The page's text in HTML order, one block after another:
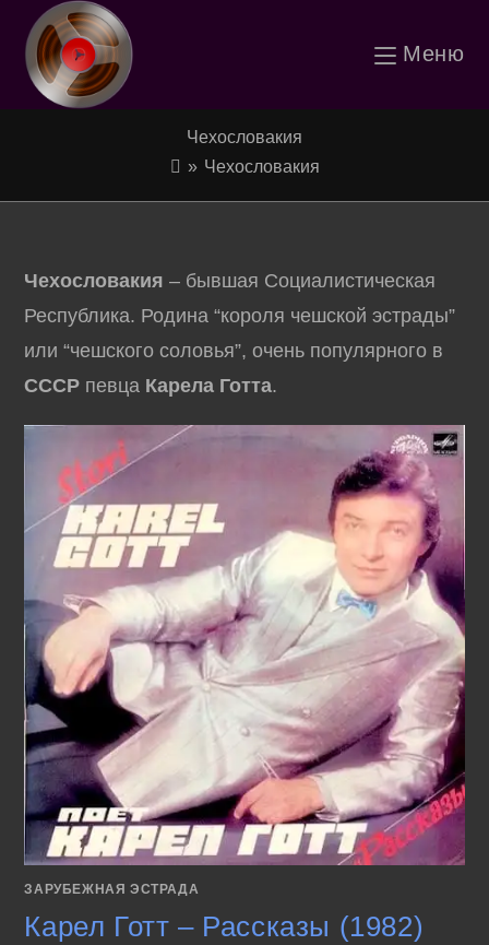
Перейти
содержимому
Меню
Чехословакия
» Чехословакия
Чехословакия – бывшая Социалистическая
Республика. Родина “короля чешской эстрады”
или “чешского соловья”, очень популярного в
СССР певца Карела Готта.
ЗАРУБЕЖНАЯ ЭСТРАДА
Карел Готт – Рассказы (1982)